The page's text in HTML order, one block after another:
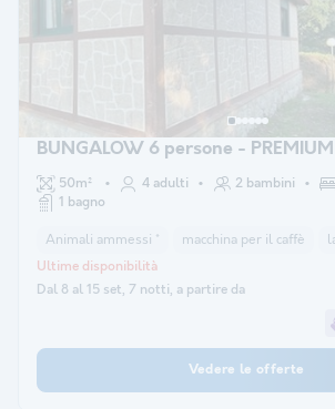
BUNGALOW 6 persone - PREMIUM
50m² 4 adulti 2 bambini
1 bagno
Animali ammessi * macchina per il caffè
Dal 8 al 15 set, 7 notti, a partire da
Ultime disponibilità
Vedere le offerte